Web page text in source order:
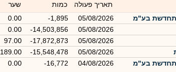
תאריך פעולה כמות שער
בע"מ 05/08/2026
-1,895
0.00
05/08/2026
-14,503,856
0.00
05/08/2026
-17,872,873
97.00
05/08/2026
-15,548,478
189.00
בע"מ 04/08/2026
-16,772
0.00